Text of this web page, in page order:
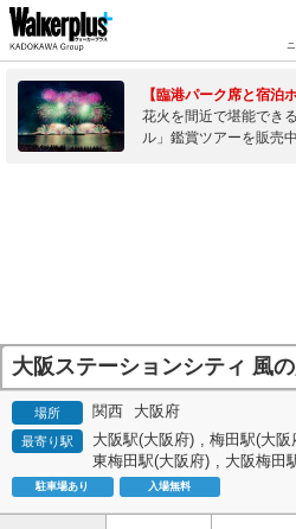
ニ
【臨港パーク席と宿泊
花火を間近で堪能でき
ル」鑑賞ツアーを販売中
大阪ステーションシティ 風
場所 関西 大阪府
最寄り駅 大阪駅(大阪府) , 梅田駅(大阪
東梅田駅(大阪府) , 大阪梅田
駐車場あり 入場無料